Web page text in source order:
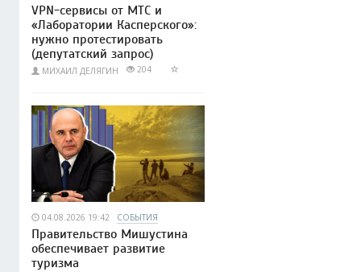
VPN-сервисы от МТС и
«Лаборатории Касперского»:
нужно протестировать
(депутатский запрос)
МИХАИЛ ДЕЛЯГИН 204
04.08.2026 19:42 СОБЫТИЯ
Правительство Мишустина
обеспечивает развитие
туризма